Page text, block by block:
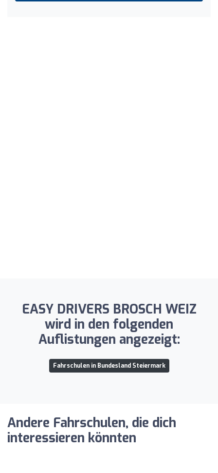
EASY DRIVERS BROSCH WEIZ
wird in den folgenden
Auflistungen angezeigt:
Fahrschulen in Bundesland Steiermark
Andere Fahrschulen, die dich
interessieren könnten